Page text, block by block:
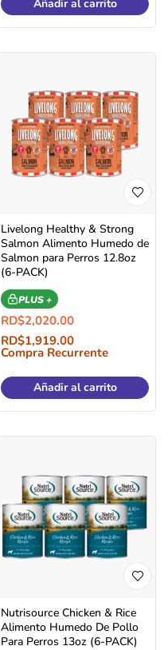
Añadir al carrito
Livelong Healthy & Strong
Salmon Alimento Humedo de
Salmon para Perros 12.8oz
(6-PACK)
PLUS +
RD$2,020.00
RD$1,919.00
Compra Recurrente
Añadir al carrito
Nutrisource Chicken & Rice
Alimento Humedo De Pollo
Para Perros 13oz (6-PACK)